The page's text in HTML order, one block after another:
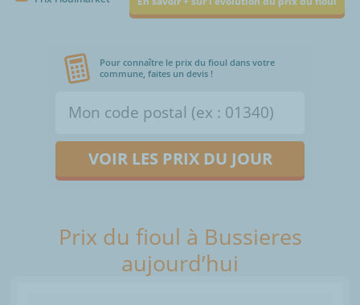
Pour connaître le prix du fioul dans votre
commune, faites un devis !
VOIR LES PRIX DU JOUR
Prix du fioul à Bussieres
aujourd’hui